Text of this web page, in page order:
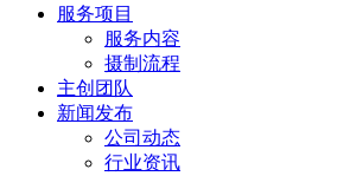
服务项目
服务内容
摄制流程
主创团队
新闻发布
公司动态
行业资讯